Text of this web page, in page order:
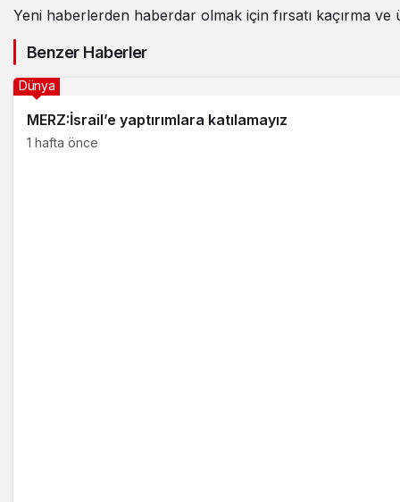
Yeni haberlerden haberdar olmak için fırsatı kaçırma
Benzer Haberler
MERZ:İsrail’e yaptırımlara katılamayız
Dünya
1 hafta önce